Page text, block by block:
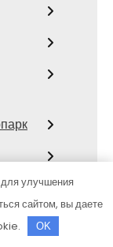
улучшения
сайтом, вы даете
OK